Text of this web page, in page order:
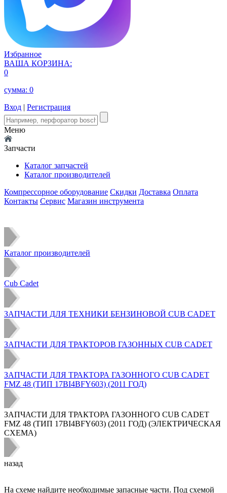
Избранное
ВАША КОРЗИНА:
0
сумма: 0
Вход | Регистрация
Меню
Запчасти
Каталог запчастей
Каталог производителей
Компрессорное оборудование Скидки Доставка Оплата
Контакты Сервис Магазин инструмента
Каталог производителей
Cub Cadet
ЗАПЧАСТИ ДЛЯ ТЕХНИКИ БЕНЗИНОВОЙ CUB CADET
ЗАПЧАСТИ ДЛЯ ТРАКТОРОВ ГАЗОННЫХ CUB CADET
ЗАПЧАСТИ ДЛЯ ТРАКТОРА ГАЗОННОГО CUB CADET
FMZ 48 (ТИП 17BI4BFY603) (2011 ГОД)
ЗАПЧАСТИ ДЛЯ ТРАКТОРА ГАЗОННОГО CUB CADET
FMZ 48 (ТИП 17BI4BFY603) (2011 ГОД) (ЭЛЕКТРИЧЕСКАЯ
СХЕМА)
назад
На схеме найдите необходимые запасные части. Под схемой